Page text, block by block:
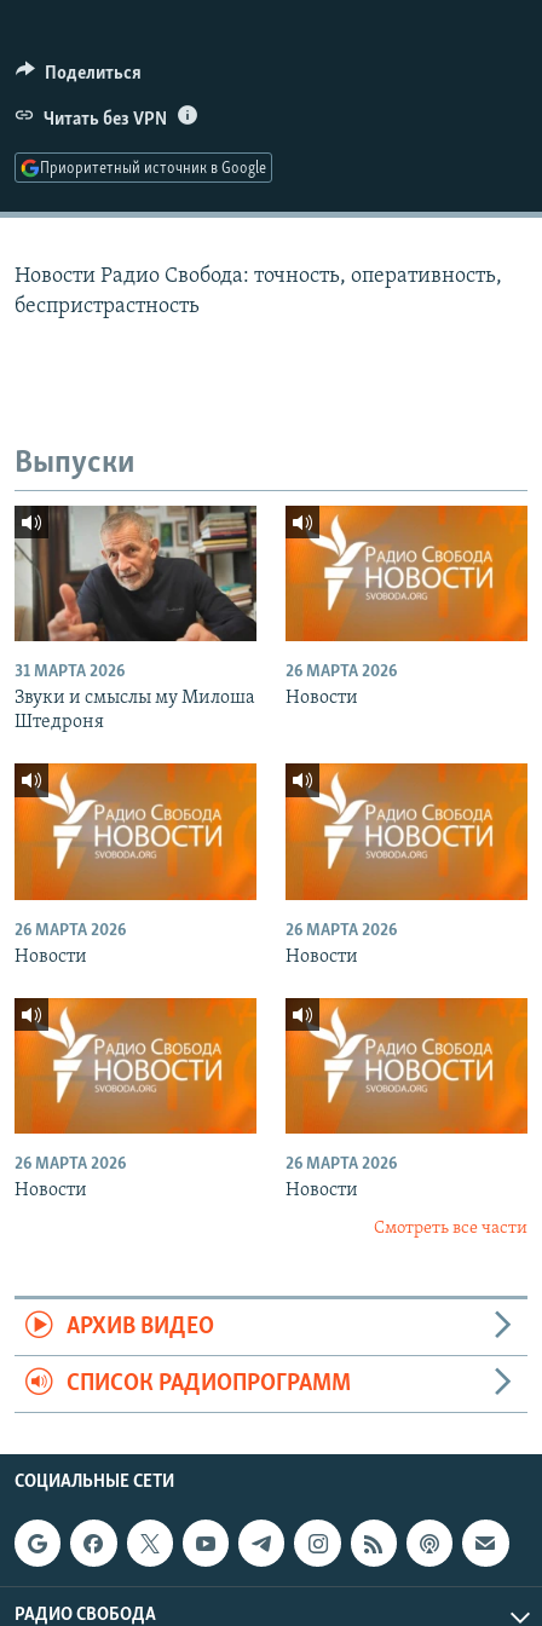
ПОДПИШИТЕСЬ НА РАССЫЛКУ
СОЦИАЛЬНЫЕ СЕТИ
Поделиться
Читать без VPN
Приоритетный источник в Google
Новости Радио Свобода: точность, оперативность,
беспристрастность
Выпуски
31 МАРТА 2026
Звуки и смыслы му Милоша
Штедроня
26 МАРТА 2026
Новости
26 МАРТА 2026
Новости
26 МАРТА 2026
Новости
26 МАРТА 2026
Новости
26 МАРТА 2026
Новости
Смотреть все части
АРХИВ ВИДЕО
СПИСОК РАДИОПРОГРАММ
СОЦИАЛЬНЫЕ СЕТИ
РАДИО СВОБОДА